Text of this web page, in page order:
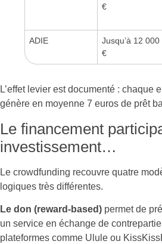
€
ADIE
Jusqu’à 12 000
€
L’effet levier est documenté : chaque
génère en moyenne 7 euros de prêt
Le financement
investissement…
Le crowdfunding recouvre quatre
logiques très différentes.
Le don (reward-based) permet de
un service en échange de
plateformes comme Ulule ou